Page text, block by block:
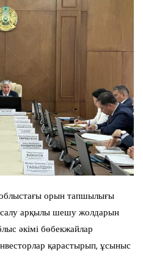
орын тапшылығы
салу арқылы шешу жолдарын
әкімі бөбекжайлар
қарастырып, ұсыныс